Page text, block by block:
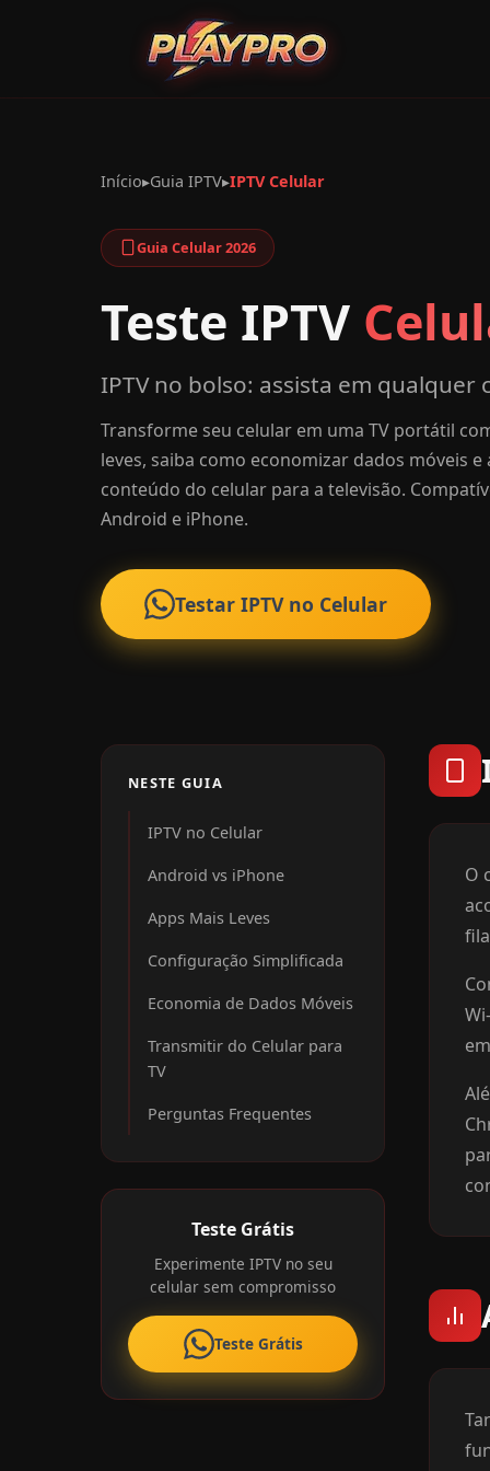
Início▸Guia IPTV▸IPTV Celular
Guia Celular 2026
Teste IPTV
IPTV no bolso: assista em
Transforme seu celular em uma TV portátil
leves, saiba como economizar dados móveis
conteúdo do celular para a televisão.
Android e iPhone.
Testar IPTV no Celular
NESTE GUIA
IPTV no Celular
Android vs iPhone
Apps Mais Leves
Configuração Simplificada
Economia de Dados Móveis
Transmitir do Celular para
TV
Perguntas Frequentes
Teste Grátis
Experimente IPTV no seu
celular sem compromisso
Teste Grátis
O